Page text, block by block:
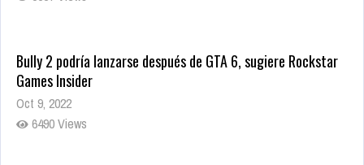
Bully 2 podría lanzarse después de GTA 6, sugiere Rockstar
Games Insider
Oct 9, 2022
6490 Views